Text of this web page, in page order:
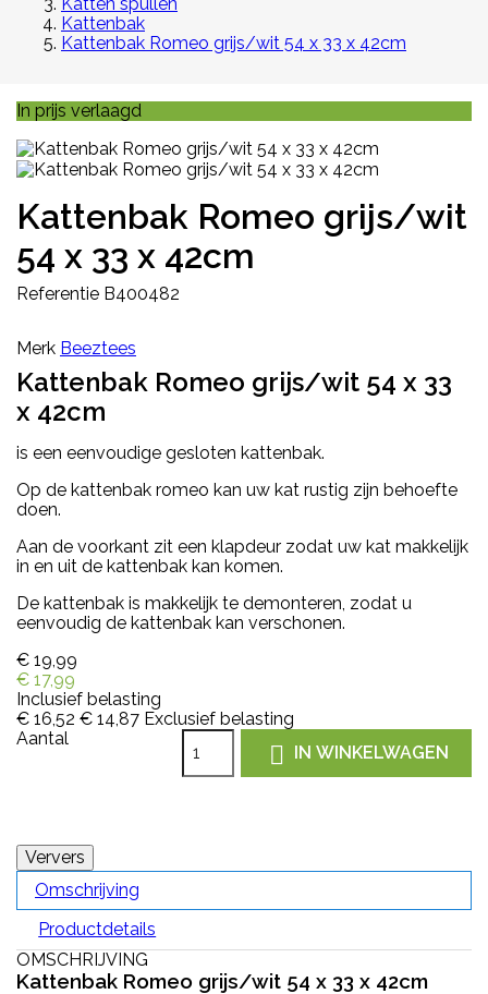
Kattenbak
Kattenbak Romeo grijs/wit 54 x 33 x 42cm
In prijs verlaagd
Kattenbak Romeo grijs/wit
54 x 33 x 42cm
Referentie B400482
Merk Beeztees
Kattenbak Romeo grijs/wit 54 x 33
x 42cm
is een eenvoudige gesloten kattenbak.
Op de kattenbak romeo kan uw kat rustig zijn behoefte
doen.
Aan de voorkant zit een klapdeur zodat uw kat makkelijk
in en uit de kattenbak kan komen.
De kattenbak is makkelijk te demonteren, zodat u
eenvoudig de kattenbak kan verschonen.
€ 19,99
€ 17,99
Inclusief belasting
€ 16,52 € 14,87 Exclusief belasting
Aantal
 IN WINKELWAGEN
Omschrijving
Productdetails
OMSCHRIJVING
Kattenbak Romeo grijs/wit 54 x 33 x 42cm